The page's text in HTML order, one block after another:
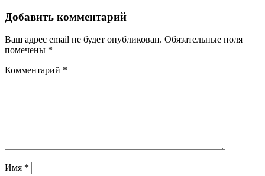
Добавить комментарий
Ваш адрес email не будет опубликован. Обязательные поля
помечены *
Комментарий *
Имя *